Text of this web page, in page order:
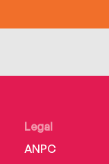
Legal
ANPC